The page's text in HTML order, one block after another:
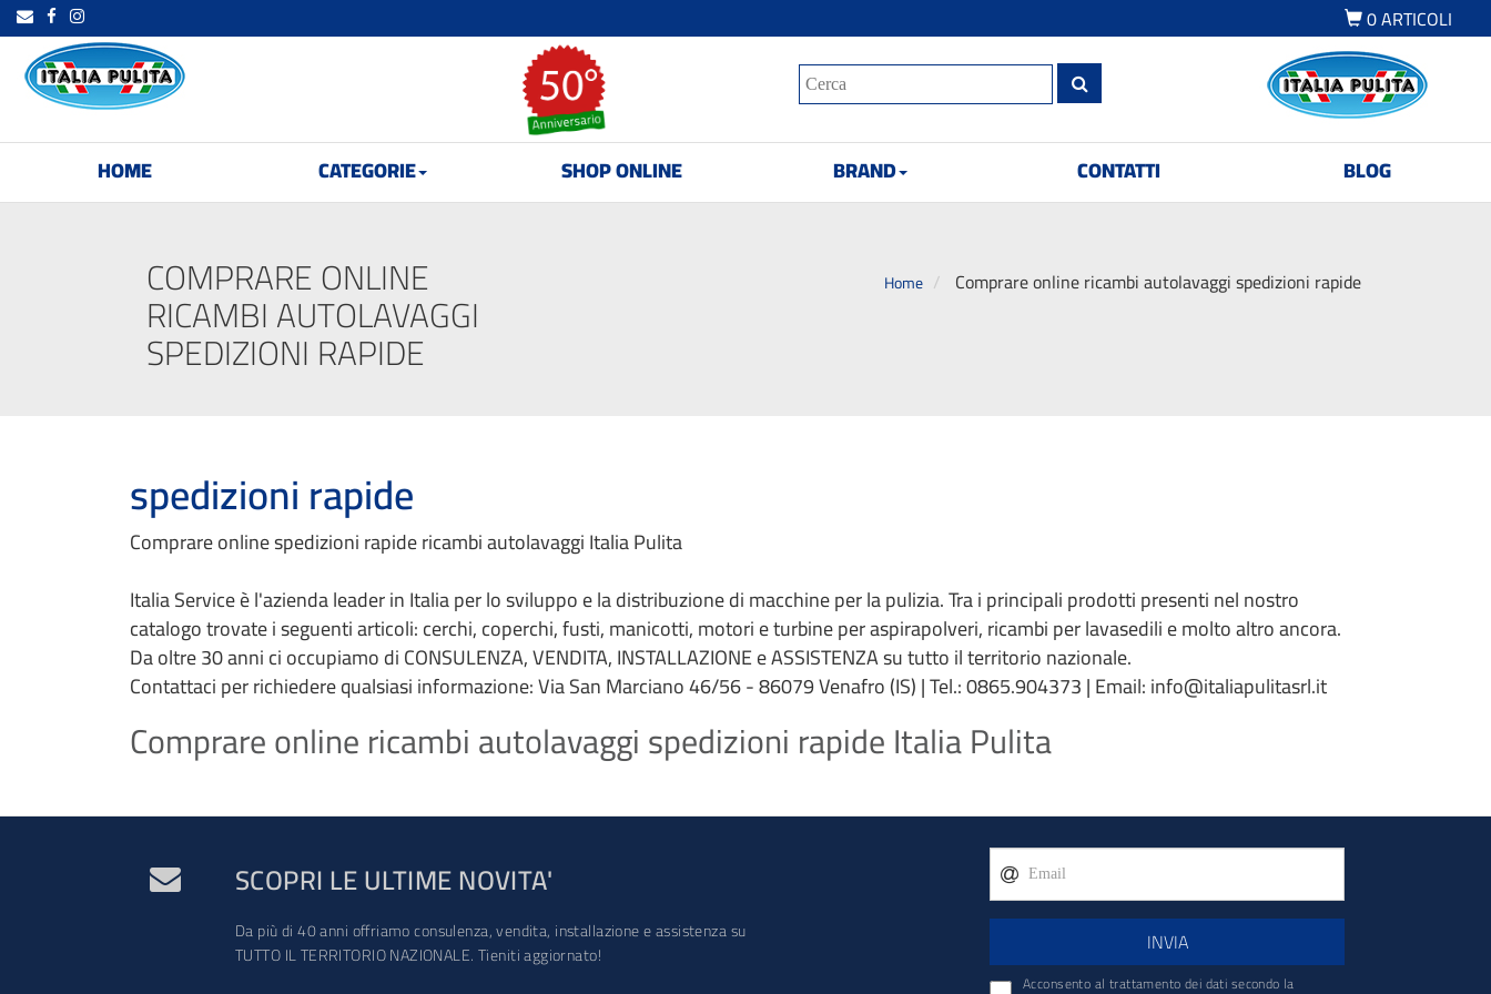
0ARTICOLI
HOME CATEGORIE SHOP ONLINE BRAND CONTATTI BLOG
COMPRARE ONLINE
RICAMBI AUTOLAVAGGI
SPEDIZIONI RAPIDE
Home Comprare online ricambi autolavaggi spedizioni rapide
spedizioni rapide
Comprare online spedizioni rapide ricambi autolavaggi Italia Pulita
Italia Service è l'azienda leader in Italia per lo sviluppo e la distribuzione di macchine per la pulizia. Tra i principali prodotti presenti nel nostro
catalogo trovate i seguenti articoli: cerchi, coperchi, fusti, manicotti, motori e turbine per aspirapolveri, ricambi per lavasedili e molto altro ancora.
Da oltre 30 anni ci occupiamo di CONSULENZA, VENDITA, INSTALLAZIONE e ASSISTENZA su tutto il territorio nazionale.
Contattaci per richiedere qualsiasi informazione: Via San Marciano 46/56 - 86079 Venafro (IS) | Tel.: 0865.904373 | Email: info@italiapulitasrl.it
Comprare online ricambi autolavaggi spedizioni rapide Italia Pulita
SCOPRI LE ULTIME NOVITA'
Da più di 40 anni offriamo consulenza, vendita, installazione e assistenza su
TUTTO IL TERRITORIO NAZIONALE. Tieniti aggiornato!
INVIA
Acconsento al trattamento dei dati secondo la